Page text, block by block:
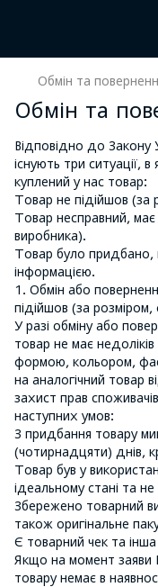
Обмін та
Обмін та
Відповідно до Закону
існують три
куплений у нас товар:
Товар не підійшов (за
Товар несправний, має
виробника).
Товар було придбано,
інформацією.
1. Обмін або
підійшов (за
У разі обміну або
товар не має
формою, кольором,
на аналогічний товар
захист прав
наступних умов:
З придбання товару
(чотирнадцяти) днів,
Товар був у
ідеальному стані та
Збережено товарний
також оригінальне
Є товарний чек та
Якщо на момент заяви
товару немає в